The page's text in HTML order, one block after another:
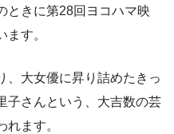
ときに第28回ヨコハマ映
す。
、大女優に昇り詰めたきっ
子さんという、大吉数の芸
ます。